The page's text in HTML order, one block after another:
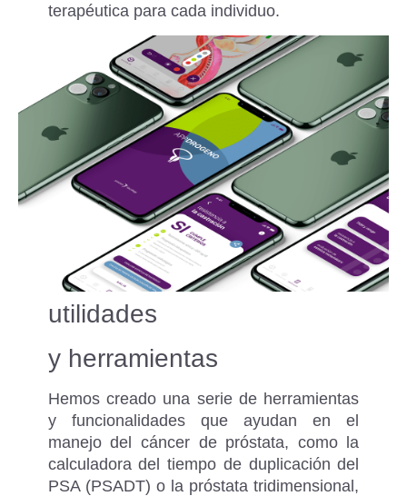
terapéutica para cada individuo.
utilidades
y herramientas
Hemos creado una serie de herramientas
y funcionalidades que ayudan en el
manejo del cáncer de próstata, como la
calculadora del tiempo de duplicación del
PSA (PSADT) o la próstata tridimensional,